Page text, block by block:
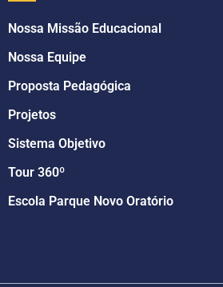
Nossa Missão Educacional
Nossa Equipe
Proposta Pedagógica
Projetos
Sistema Objetivo
Tour 360º
Escola Parque Novo Oratório